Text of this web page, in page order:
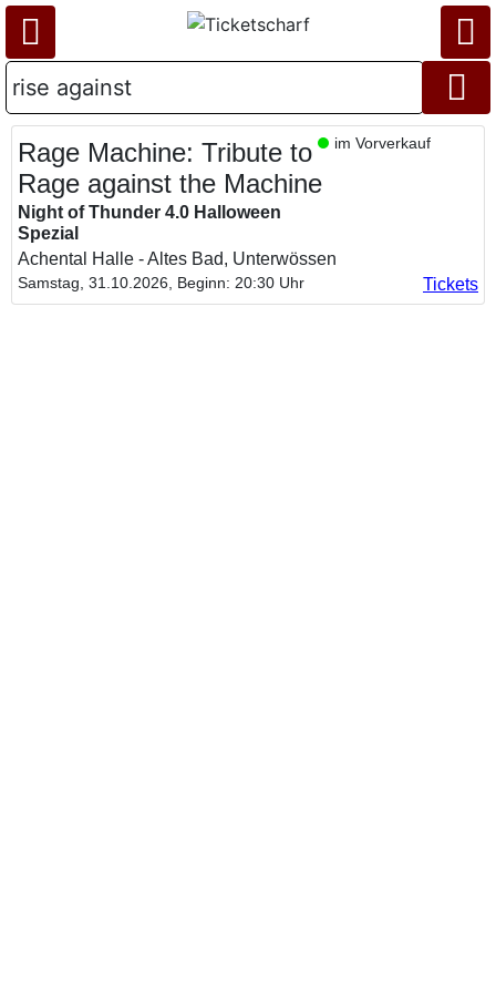
Rage Machine: Tribute to
Rage against the Machine
Night of Thunder 4.0 Halloween
Spezial
im Vorverkauf
Achental Halle - Altes Bad, Unterwössen
Samstag, 31.10.2026, Beginn: 20:30 Uhr Tickets